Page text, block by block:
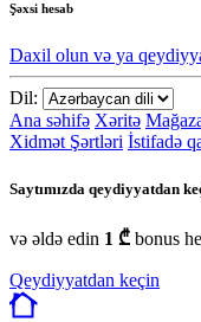
Şəxsi hesab
Daxil olun və ya
Dil:
Ana səhifə Xəritə
Xidmət Şərtləri İstifadə
Saytımızda qeydiyyatdan
və əldə edin 1 ₾ bonus
Qeydiyyatdan keçin